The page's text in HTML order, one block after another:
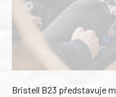
Bristell B23 představuje